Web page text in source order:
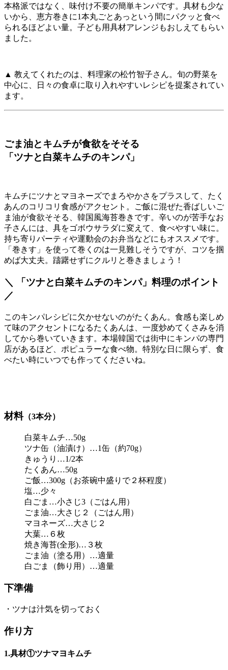
本格派ではなく、味付け不要の簡単キンパです。具材も少な
いから、恵方巻きに1本丸ごとあっという間にパクッと食べ
られるほどよい量。子ども用具材アレンジもおしえてもらい
ました。
▲ 教えてくれたのは、料理家の松竹智子さん。旬の野菜を
中心に、日々の食卓に取り入れやすいレシピを提案されてい
ます。
ごま油とキムチが食欲をそそる
「ツナと白菜キムチのキンパ」
キムチにツナとマヨネーズでまろやかさをプラスして、たく
あんのコリコリ食感がアクセント。ご飯に混ぜた香ばしいご
ま油が食欲そそる、韓国風海苔巻きです。辛いのが苦手なお
子さんには、具をゴボウサラダに変えて、食べやすい味に。
持ち寄りパーティや運動会のお弁当などにもオススメです。
「巻きす」を使って巻くのは一見難しそうですが、コツを掴
めば大丈夫。躊躇せずにクルリと巻きましょう！
＼ 「ツナと白菜キムチのキンパ」料理のポイント
／
このキンパレシピに欠かせないのがたくあん。食感も楽しめ
て味のアクセントになるたくあんは、一度炒めてくさみを消
してから巻いていきます。本場韓国では街中にキンパの専門
店があるほど、ポピュラーな食べ物。特別な日に限らず、食
べたい時にいつでも作ってくださいね。
材料（3本分）
白菜キムチ…50g
ツナ缶（油漬け）…1缶（約70g）
きゅうり…1/2本
たくあん…50g
ご飯…300g（お茶碗中盛りで２杯程度）
塩…少々
白ごま…小さじ3（ごはん用）
ごま油…大さじ２（ごはん用）
マヨネーズ…大さじ２
大葉…６枚
焼き海苔(全形)…３枚
ごま油（塗る用）…適量
白ごま（飾り用）…適量
下準備
・ツナは汁気を切っておく
作り方
1.具材①ツナマヨキムチ